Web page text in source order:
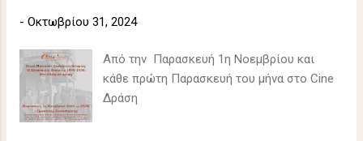
- Οκτωβρίου 31, 2024
Aπό την Παρασκευή 1η Νοεμβρίου και
κάθε πρώτη Παρασκευή του μήνα στο Cine
Δράση